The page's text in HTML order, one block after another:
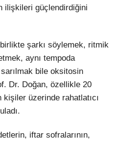
ilişkileri güçlendirdiğini
şarkı söylemek, ritmik
aynı tempoda
bile oksitosin
Dr. Doğan, özellikle 20
üzerinde rahatlatıcı
iftar sofralarının,